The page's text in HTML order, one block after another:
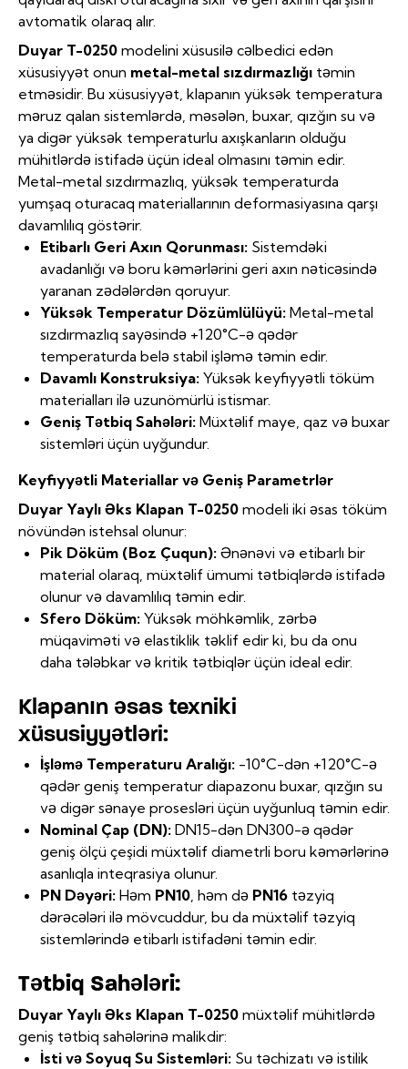
avtomatik olaraq alır.
Duyar T-0250 modelini xüsusilə cəlbedici edən
xüsusiyyət onun metal-metal sızdırmazlığı təmin
etməsidir. Bu xüsusiyyət, klapanın yüksək temperatura
məruz qalan sistemlərdə, məsələn, buxar, qızğın su və
ya digər yüksək temperaturlu axışkanların olduğu
mühitlərdə istifadə üçün ideal olmasını təmin edir.
Metal-metal sızdırmazlıq, yüksək temperaturda
yumşaq oturacaq materiallarının deformasiyasına qarşı
davamlılıq göstərir.
Etibarlı Geri Axın Qorunması: Sistemdəki
avadanlığı və boru kəmərlərini geri axın nəticəsində
yaranan zədələrdən qoruyur.
Yüksək Temperatur Dözümlülüyü: Metal-metal
sızdırmazlıq sayəsində +120°C-ə qədər
temperaturda belə stabil işləmə təmin edir.
Davamlı Konstruksiya: Yüksək keyfiyyətli töküm
materialları ilə uzunömürlü istismar.
Geniş Tətbiq Sahələri: Müxtəlif maye, qaz və buxar
sistemləri üçün uyğundur.
Keyfiyyətli Materiallar və Geniş Parametrlər
Duyar Yaylı Əks Klapan T-0250 modeli iki əsas töküm
növündən istehsal olunur:
Pik Döküm (Boz Çuqun): Ənənəvi və etibarlı bir
material olaraq, müxtəlif ümumi tətbiqlərdə istifadə
olunur və davamlılıq təmin edir.
Sfero Döküm: Yüksək möhkəmlik, zərbə
müqaviməti və elastiklik təklif edir ki, bu da onu
daha tələbkar və kritik tətbiqlər üçün ideal edir.
Klapanın əsas texniki
xüsusiyyətləri:
İşləmə Temperaturu Aralığı: -10°C-dən +120°C-ə
qədər geniş temperatur diapazonu buxar, qızğın su
və digər sənaye prosesləri üçün uyğunluq təmin edir.
Nominal Çap (DN): DN15-dən DN300-ə qədər
geniş ölçü çeşidi müxtəlif diametrli boru kəmərlərinə
asanlıqla inteqrasiya olunur.
PN Dəyəri: Həm PN10, həm də PN16 təzyiq
dərəcələri ilə mövcuddur, bu da müxtəlif təzyiq
sistemlərində etibarlı istifadəni təmin edir.
Tətbiq Sahələri:
Duyar Yaylı Əks Klapan T-0250 müxtəlif mühitlərdə
geniş tətbiq sahələrinə malikdir:
İsti və Soyuq Su Sistemləri: Su təchizatı və istilik